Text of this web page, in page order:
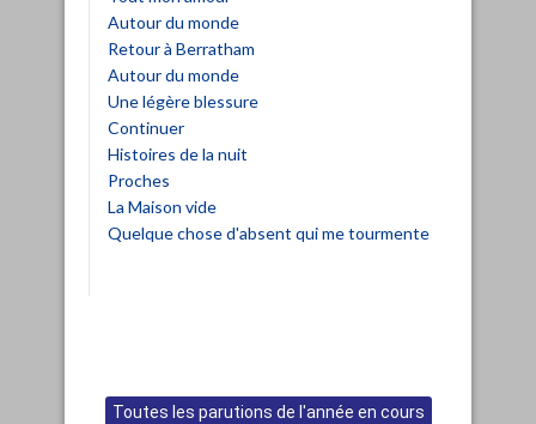
Autour du monde
Retour à Berratham
Autour du monde
Une légère blessure
Continuer
Histoires de la nuit
Proches
La Maison vide
Quelque chose d'absent qui me tourmente
Toutes les parutions de l'année en cours